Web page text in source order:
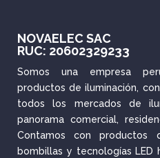
NOVAELEC SAC
RUC: 20602329233
Somos una empresa
productos de iluminación,
todos los mercados de
panorama comercial,
Contamos con productos
bombillas y tecnologías LED